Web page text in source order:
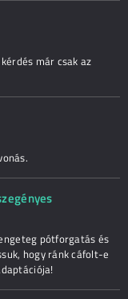
már csak az
pótforgatás és
hogy ránk cáfolt-e